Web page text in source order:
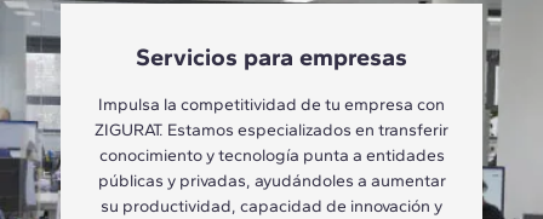
Servicios para empresas
Impulsa la competitividad de tu empresa con
ZIGURAT. Estamos especializados en transferir
conocimiento y tecnología punta a entidades
públicas y privadas, ayudándoles a aumentar
su productividad, capacidad de innovación y